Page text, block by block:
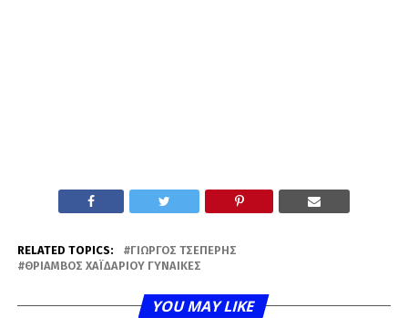
RELATED TOPICS:
ΓΙΏΡΓΟΣ ΤΣΈΠΕΡΗΣ
ΘΡΊΑΜΒΟΣ ΧΑΪΔΑΡΊΟΥ ΓΥΝΑΊΚΕΣ
YOU MAY LIKE